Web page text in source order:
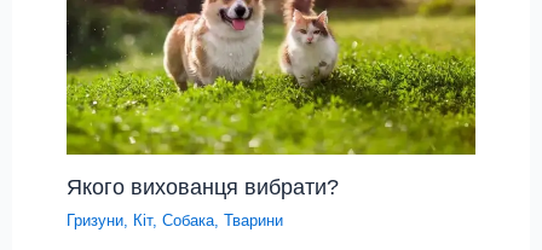
Якого вихованця вибрати?
Гризуни, Кіт,Собака,Тварини